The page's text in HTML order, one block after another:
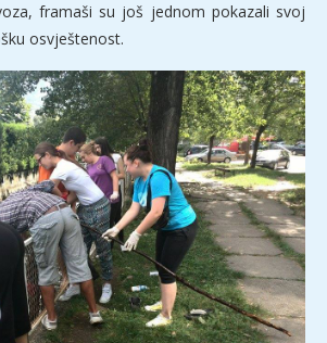
framaši su još jednom pokazali svoj
osvještenost.